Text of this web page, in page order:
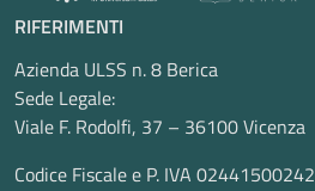
RIFERIMENTI
Azienda ULSS n. 8 Berica
Sede Legale:
Viale F. Rodolfi, 37 – 36100 Vicenza
Codice Fiscale e P. IVA 02441500242